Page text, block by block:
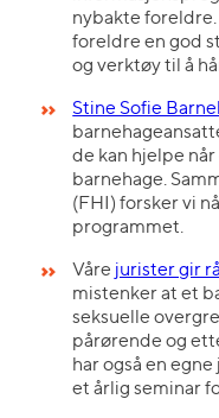
nybakte
foreldre en god
og verktøy til å
Stine Sofie
de kan hjelpe
barnehage.
(FHI) forsker vi
programmet.
Våre jurister gir
mistenker at et
seksuelle
pårørende og
har også en
et årlig seminar